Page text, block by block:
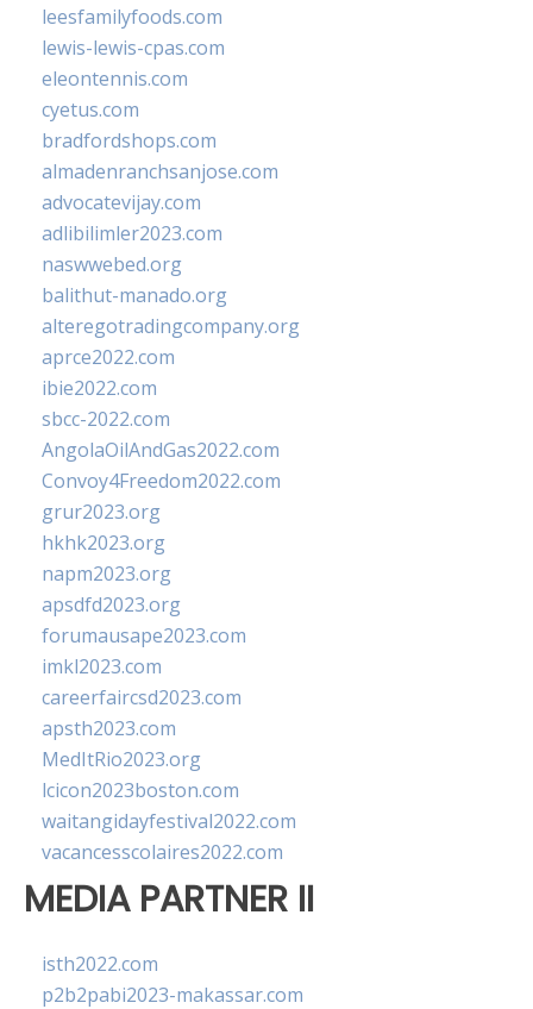
leesfamilyfoods.com
lewis-lewis-cpas.com
eleontennis.com
cyetus.com
bradfordshops.com
almadenranchsanjose.com
advocatevijay.com
adlibilimler2023.com
naswwebed.org
balithut-manado.org
alteregotradingcompany.org
aprce2022.com
ibie2022.com
sbcc-2022.com
AngolaOilAndGas2022.com
Convoy4Freedom2022.com
grur2023.org
hkhk2023.org
napm2023.org
apsdfd2023.org
forumausape2023.com
imkl2023.com
careerfaircsd2023.com
apsth2023.com
MedItRio2023.org
lcicon2023boston.com
waitangidayfestival2022.com
vacancesscolaires2022.com
MEDIA PARTNER II
isth2022.com
p2b2pabi2023-makassar.com